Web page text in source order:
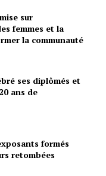
sur
femmes et la
la communauté
ses diplômés et
ans de
formés
retombées